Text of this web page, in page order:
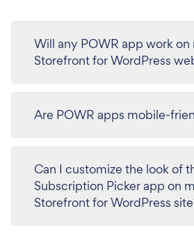
Will any POWR app work on
Storefront for WordPress
Are POWR apps mobile-
Can I customize the look of
Subscription Picker app on
Storefront for WordPress